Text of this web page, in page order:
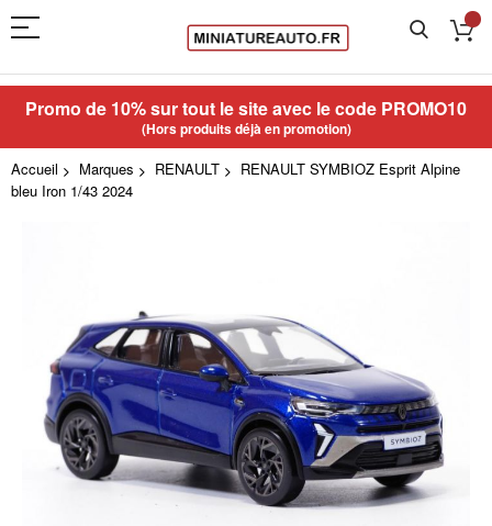
Promo de 10% sur tout le site avec le code PROMO10
(Hors produits déjà en promotion)
Accueil Marques RENAULT
RENAULT SYMBIOZ Esprit Alpine
bleu Iron 1/43 2024
gallery